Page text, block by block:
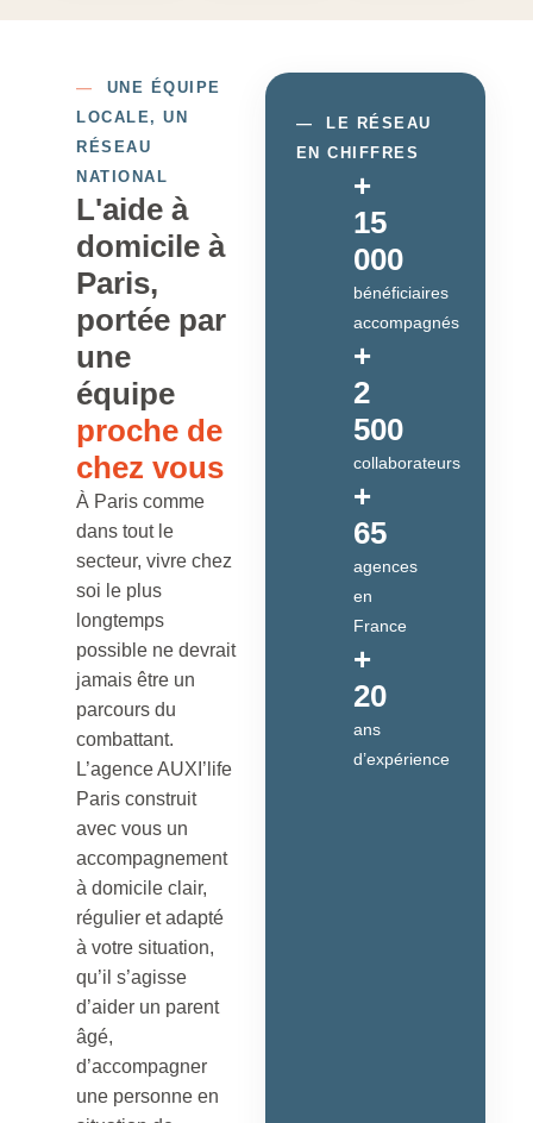
— UNE ÉQUIPE
LOCALE, UN
RÉSEAU
NATIONAL
L'aide à
domicile à
Paris,
portée par
une
équipe
proche de
chez vous
À Paris comme
dans tout le
secteur, vivre chez
soi le plus
longtemps
possible ne devrait
jamais être un
parcours du
combattant.
L’agence AUXI’life
Paris construit
avec vous un
accompagnement
à domicile clair,
régulier et adapté
à votre situation,
qu’il s’agisse
d’aider un parent
âgé,
d’accompagner
une personne en
— LE RÉSEAU
EN CHIFFRES
+
15
000
bénéficiaires
accompagnés
+
2
500
collaborateurs
+
65
agences
en
France
+
20
ans
d’expérience